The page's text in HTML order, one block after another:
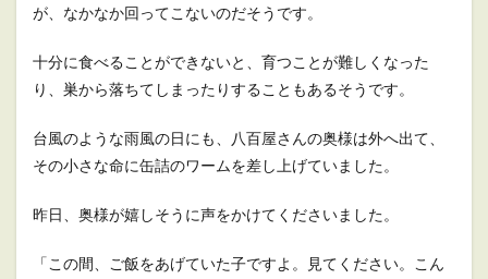
が、なかなか回ってこないのだそうです。
十分に食べることができないと、育つことが難しくなった
り、巣から落ちてしまったりすることもあるそうです。
台風のような雨風の日にも、八百屋さんの奥様は外へ出て、
その小さな命に缶詰のワームを差し上げていました。
昨日、奥様が嬉しそうに声をかけてくださいました。
「この間、ご飯をあげていた子ですよ。見てください。こん